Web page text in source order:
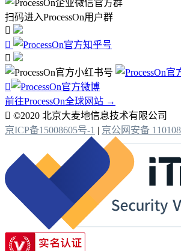
扫码进入ProcessOn用户群




前往ProcessOn全球网站 →
 ©2020 北京大麦地信息技术有限公司
京ICP备15008605号-1 | 京公网安备